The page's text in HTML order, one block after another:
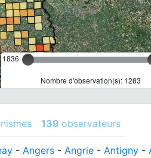
1836
Nombre d'observation(s): 1283
139 observateurs
- Angers - Angrie - Antigny -